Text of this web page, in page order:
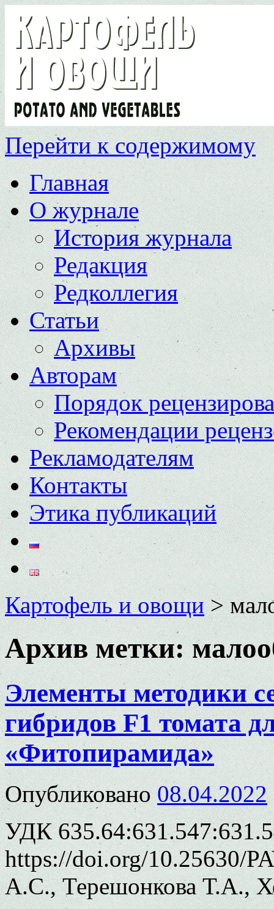
Перейти к содержимому
Главная
О журнале
История журнала
Редакция
Редколлегия
Статьи
Архивы
Авторам
Порядок
Рекомендации
Рекламодателям
Контакты
Этика публикаций
Картофель и овощи>
Архив метки:
Элементы методики
гибридов F1 томата
«Фитопирамида»
Опубликовано 08.04.2022
УДК
https://doi.org/10.25630/
А.С., Терешонкова Т.А.,